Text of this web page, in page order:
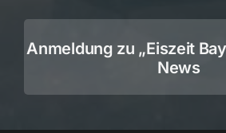
Anmeldung zu „Eiszeit
News